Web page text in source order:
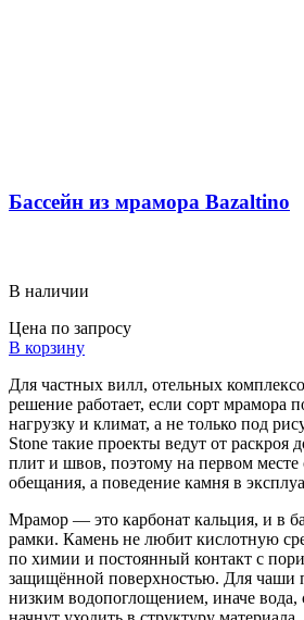
Бассейн из мрамора Bazaltino
В наличии
Цена по запросу
В корзину
Для частных вилл, отельных
решение работает, если сорт мрамора
нагрузку и климат, а не только под
Stone такие проекты ведут от раскроя
плит и швов, поэтому на первом месте
обещания, а поведение камня в
Мрамор — это карбонат кальция, и в
рамки. Камень не любит кислотную
по химии и постоянный контакт с
защищённой поверхностью. Для чаши
низким водопоглощением, иначе вода,